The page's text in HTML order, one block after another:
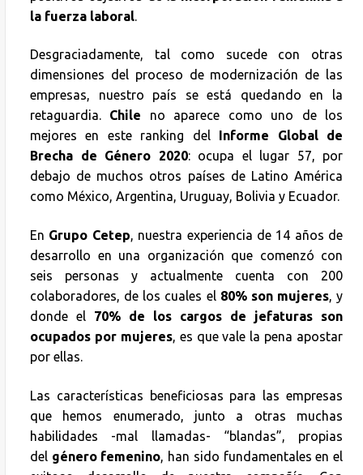
la fuerza laboral.
Desgraciadamente, tal como sucede con otras
dimensiones del proceso de modernización de las
empresas, nuestro país se está quedando en la
retaguardia. Chile no aparece como uno de los
mejores en este ranking del
Informe Global de
Brecha de Género 2020: ocupa el lugar 57, por
debajo de muchos otros países de Latino América
como México, Argentina, Uruguay, Bolivia y Ecuador.
En Grupo Cetep, nuestra experiencia de 14 años de
desarrollo en una organización que comenzó con
seis personas y actualmente cuenta con 200
colaboradores, de los cuales el 80% son mujeres, y
donde el 70% de los cargos de jefaturas son
ocupados por mujeres, es que vale la pena apostar
por ellas.
Las características beneficiosas para las empresas
que hemos enumerado, junto a otras muchas
habilidades -mal llamadas- “blandas”, propias
del género femenino, han sido fundamentales en el